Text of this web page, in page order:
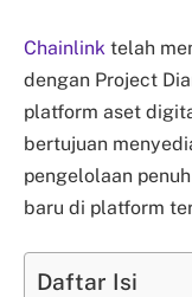
Chainlink telah
dengan Project
platform aset
bertujuan
pengelolaan
baru di platform
Daftar Isi